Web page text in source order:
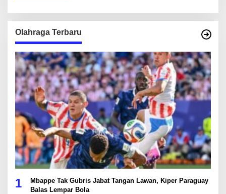
Olahraga Terbaru
1
Mbappe Tak Gubris Jabat Tangan Lawan, Kiper Paraguay
Balas Lempar Bola